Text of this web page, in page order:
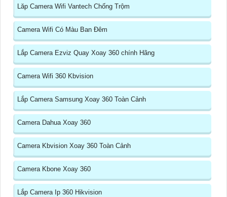
Lăp Camera Wifi Vantech Chống Trộm
Camera Wifi Có Màu Ban Đêm
Lắp Camera Ezviz Quay Xoay 360 chính Hãng
Camera Wifi 360 Kbvision
Lắp Camera Samsung Xoay 360 Toàn Cảnh
Camera Dahua Xoay 360
Camera Kbvision Xoay 360 Toàn Cảnh
Camera Kbone Xoay 360
Lắp Camera Ip 360 Hikvision